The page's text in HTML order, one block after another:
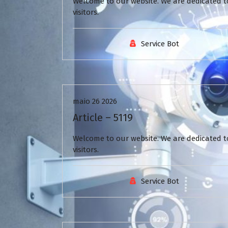
visitors.
Service Bot
Uncategorized
maio 26 2026
Article – 5119
Welcome to our website. We are
visitors.
Service Bot
Uncategorized